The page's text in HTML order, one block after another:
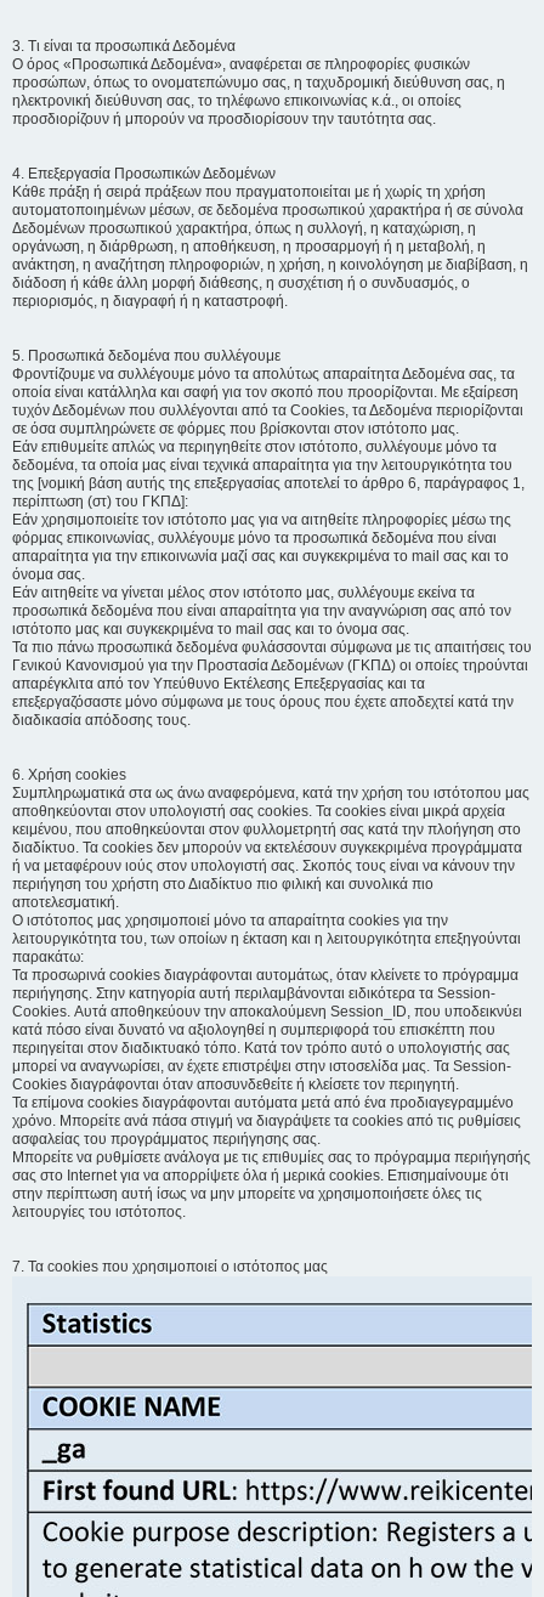
3. Τι είναι τα προσωπικά Δεδομένα
Ο όρος «Προσωπικά Δεδομένα», αναφέρεται σε πληροφορίες φυσικών
προσώπων, όπως το ονοματεπώνυμο σας, η ταχυδρομική διεύθυνση σας, η
ηλεκτρονική διεύθυνση σας, το τηλέφωνο επικοινωνίας κ.ά., οι οποίες
προσδιορίζουν ή μπορούν να προσδιορίσουν την ταυτότητα σας.
4. Επεξεργασία Προσωπικών Δεδομένων
Κάθε πράξη ή σειρά πράξεων που πραγματοποιείται με ή χωρίς τη χρήση
αυτοματοποιημένων μέσων, σε δεδομένα προσωπικού χαρακτήρα ή σε σύνολα
Δεδομένων προσωπικού χαρακτήρα, όπως η συλλογή, η καταχώριση, η
οργάνωση, η διάρθρωση, η αποθήκευση, η προσαρμογή ή η μεταβολή, η
ανάκτηση, η αναζήτηση πληροφοριών, η χρήση, η κοινολόγηση με διαβίβαση, η
διάδοση ή κάθε άλλη μορφή διάθεσης, η συσχέτιση ή ο συνδυασμός, ο
περιορισμός, η διαγραφή ή η καταστροφή.
5. Προσωπικά δεδομένα που συλλέγουμε
Φροντίζουμε να συλλέγουμε μόνο τα απολύτως απαραίτητα Δεδομένα σας, τα
οποία είναι κατάλληλα και σαφή για τον σκοπό που προορίζονται. Με εξαίρεση
τυχόν Δεδομένων που συλλέγονται από τα Cookies, τα Δεδομένα περιορίζονται
σε όσα συμπληρώνετε σε φόρμες που βρίσκονται στον ιστότοπο μας.
Εάν επιθυμείτε απλώς να περιηγηθείτε στον ιστότοπο, συλλέγουμε μόνο τα
δεδομένα, τα οποία μας είναι τεχνικά απαραίτητα για την λειτουργικότητα του
της [νομική βάση αυτής της επεξεργασίας αποτελεί το άρθρο 6, παράγραφος 1,
περίπτωση (στ) του ΓΚΠΔ]:
Εάν χρησιμοποιείτε τον ιστότοπο μας για να αιτηθείτε πληροφορίες μέσω της
φόρμας επικοινωνίας, συλλέγουμε μόνο τα προσωπικά δεδομένα που είναι
απαραίτητα για την επικοινωνία μαζί σας και συγκεκριμένα το mail σας και το
όνομα σας.
Εάν αιτηθείτε να γίνεται μέλος στον ιστότοπο μας, συλλέγουμε εκείνα τα
προσωπικά δεδομένα που είναι απαραίτητα για την αναγνώριση σας από τον
ιστότοπο μας και συγκεκριμένα το mail σας και το όνομα σας.
Τα πιο πάνω προσωπικά δεδομένα φυλάσσονται σύμφωνα με τις απαιτήσεις του
Γενικού Κανονισμού για την Προστασία Δεδομένων (ΓΚΠΔ) οι οποίες τηρούνται
απαρέγκλιτα από τον Υπεύθυνο Εκτέλεσης Επεξεργασίας και τα
επεξεργαζόσαστε μόνο σύμφωνα με τους όρους που έχετε αποδεχτεί κατά την
διαδικασία απόδοσης τους.
6. Χρήση cookies
Συμπληρωματικά στα ως άνω αναφερόμενα, κατά την χρήση του ιστότοπου μας
αποθηκεύονται στον υπολογιστή σας cookies. Τα cookies είναι μικρά αρχεία
κειμένου, που αποθηκεύονται στον φυλλομετρητή σας κατά την πλοήγηση στο
διαδίκτυο. Τα cookies δεν μπορούν να εκτελέσουν συγκεκριμένα προγράμματα
ή να μεταφέρουν ιούς στον υπολογιστή σας. Σκοπός τους είναι να κάνουν την
περιήγηση του χρήστη στο Διαδίκτυο πιο φιλική και συνολικά πιο
αποτελεσματική.
Ο ιστότοπος μας χρησιμοποιεί μόνο τα απαραίτητα cookies για την
λειτουργικότητα του, των οποίων η έκταση και η λειτουργικότητα επεξηγούνται
παρακάτω:
Τα προσωρινά cookies διαγράφονται αυτομάτως, όταν κλείνετε το πρόγραμμα
περιήγησης. Στην κατηγορία αυτή περιλαμβάνονται ειδικότερα τα Session-
Cookies. Αυτά αποθηκεύουν την αποκαλούμενη Session_ID, που υποδεικνύει
κατά πόσο είναι δυνατό να αξιολογηθεί η συμπεριφορά του επισκέπτη που
περιηγείται στον διαδικτυακό τόπο. Κατά τον τρόπο αυτό ο υπολογιστής σας
μπορεί να αναγνωρίσει, αν έχετε επιστρέψει στην ιστοσελίδα μας. Τα Session-
Cookies διαγράφονται όταν αποσυνδεθείτε ή κλείσετε τον περιηγητή.
Τα επίμονα cookies διαγράφονται αυτόματα μετά από ένα προδιαγεγραμμένο
χρόνο. Μπορείτε ανά πάσα στιγμή να διαγράψετε τα cookies από τις ρυθμίσεις
ασφαλείας του προγράμματος περιήγησης σας.
Μπορείτε να ρυθμίσετε ανάλογα με τις επιθυμίες σας το πρόγραμμα περιήγησής
σας στο Internet για να απορρίψετε όλα ή μερικά cookies. Επισημαίνουμε ότι
στην περίπτωση αυτή ίσως να μην μπορείτε να χρησιμοποιήσετε όλες τις
λειτουργίες του ιστότοπος.
7. Τα cookies που χρησιμοποιεί ο ιστότοπος μας